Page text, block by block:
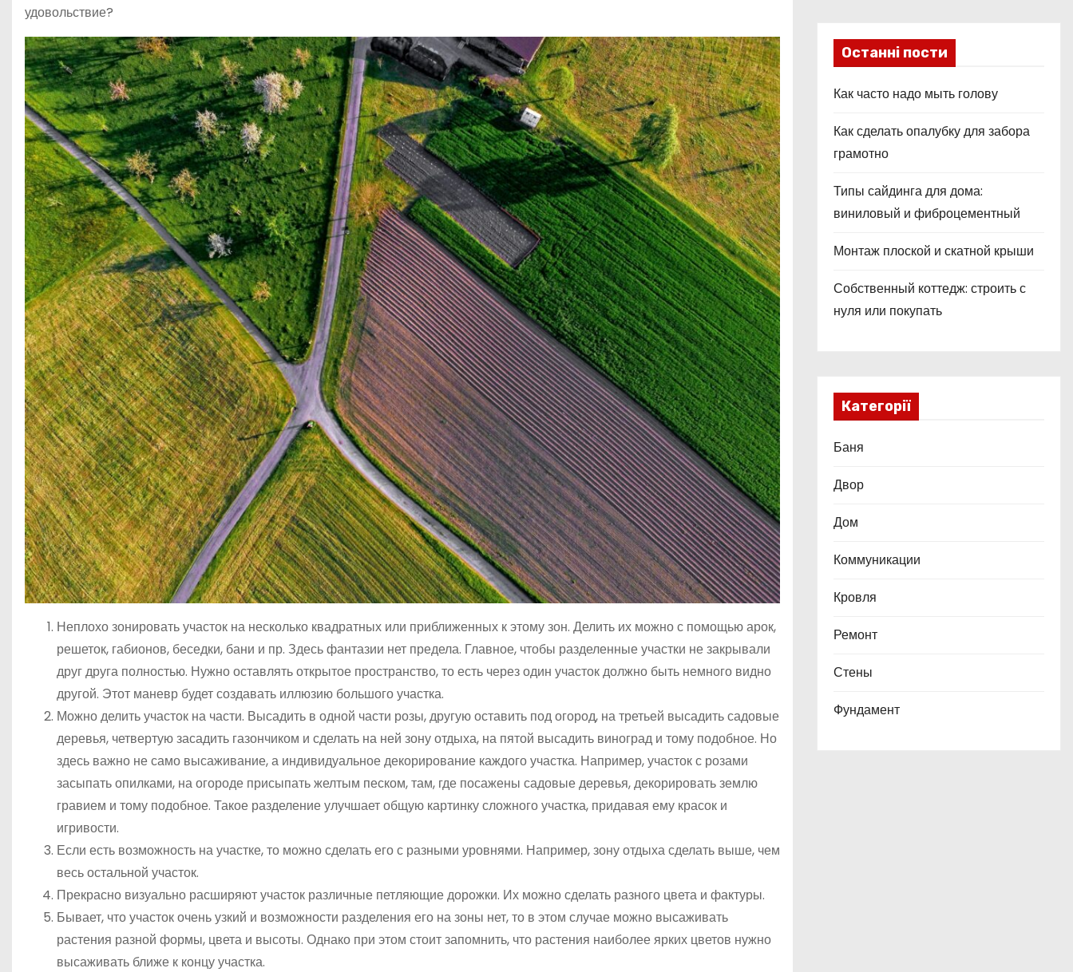
удовольствие?
Неплохо зонировать участок на несколько квадратных или приближенных к этому зон. Делить их можно с помощью арок,
решеток, габионов, беседки, бани и пр. Здесь фантазии нет предела. Главное, чтобы разделенные участки не закрывали
друг друга полностью. Нужно оставлять открытое пространство, то есть через один участок должно быть немного видно
другой. Этот маневр будет создавать иллюзию большого участка.
Можно делить участок на части. Высадить в одной части розы, другую оставить под огород, на третьей высадить садовые
деревья, четвертую засадить газончиком и сделать на ней зону отдыха, на пятой высадить виноград и тому подобное. Но
здесь важно не само высаживание, а индивидуальное декорирование каждого участка. Например, участок с розами
засыпать опилками, на огороде присыпать желтым песком, там, где посажены садовые деревья, декорировать землю
гравием и тому подобное. Такое разделение улучшает общую картинку сложного участка, придавая ему красок и
игривости.
Если есть возможность на участке, то можно сделать его с разными уровнями. Например, зону отдыха сделать выше, чем
весь остальной участок.
Прекрасно визуально расширяют участок различные петляющие дорожки. Их можно сделать разного цвета и фактуры.
Бывает, что участок очень узкий и возможности разделения его на зоны нет, то в этом случае можно высаживать
растения разной формы, цвета и высоты. Однако при этом стоит запомнить, что растения наиболее ярких цветов нужно
высаживать ближе к концу участка.
Останні пости
Как часто надо мыть голову
Как сделать опалубку для забора
грамотно
Типы сайдинга для дома:
виниловый и фиброцементный
Монтаж плоской и скатной крыши
Собственный коттедж: строить с
нуля или покупать
Категорії
Баня
Двор
Дом
Коммуникации
Кровля
Ремонт
Стены
Фундамент